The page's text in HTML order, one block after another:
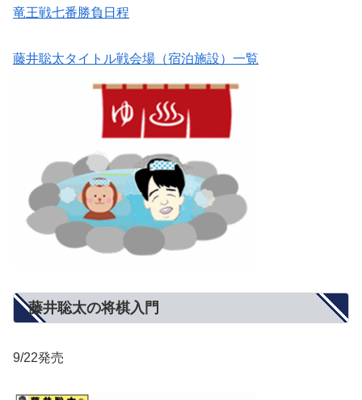
竜王戦七番勝負日程
藤井聡太タイトル戦会場（宿泊施設）一覧
藤井聡太の将棋入門
9/22発売